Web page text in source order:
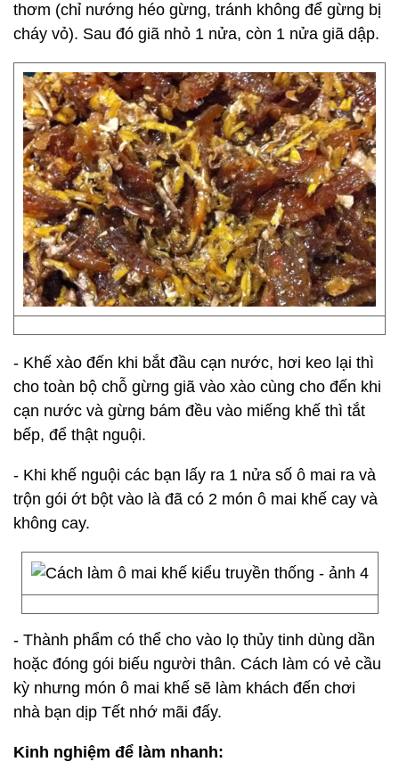
thơm (chỉ nướng héo gừng, tránh không để gừng bị
cháy vỏ). Sau đó giã nhỏ 1 nửa, còn 1 nửa giã dập.
- Khế xào đến khi bắt đầu cạn nước, hơi keo lại thì
cho toàn bộ chỗ gừng giã vào xào cùng cho đến khi
cạn nước và gừng bám đều vào miếng khế thì tắt
bếp, để thật nguội.
- Khi khế nguội các bạn lấy ra 1 nửa số ô mai ra và
trộn gói ớt bột vào là đã có 2 món ô mai khế cay và
không cay.
- Thành phẩm có thể cho vào lọ thủy tinh dùng dần
hoặc đóng gói biếu người thân. Cách làm có vẻ cầu
kỳ nhưng món ô mai khế sẽ làm khách đến chơi
nhà bạn dịp Tết nhớ mãi đấy.
Kinh nghiệm để làm nhanh: